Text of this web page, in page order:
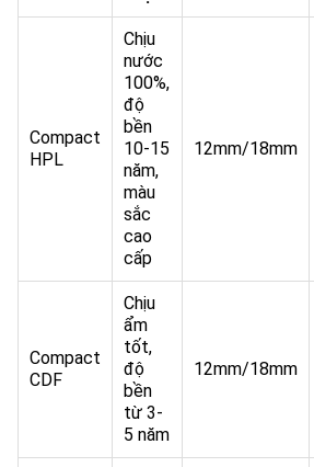
Compact
HPL
Chịu
nước
100%,
độ
bền
10-15
năm,
màu
sắc
cao
cấp
12mm/18mm
Compact
CDF
Chịu
ẩm
tốt,
độ
bền
từ 3-
5 năm
12mm/18mm